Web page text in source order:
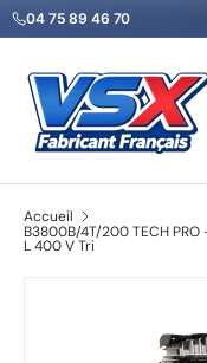
Aller au contenu
04 75 89 46 70
Recherche
Type de produit
Accueil
B3800B/4T/200 TECH
L 400 V Tri